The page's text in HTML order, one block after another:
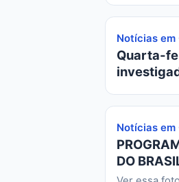
Notícias em
Quarta-
Notícias em
DO